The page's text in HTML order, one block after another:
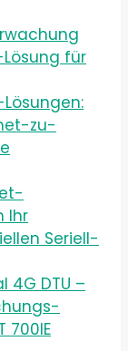
für
zu-
Ihr
Seriell-
4G DTU –
700IE